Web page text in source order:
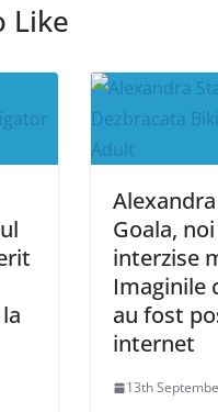
Like
Goala,
interzise
Imaginile
au fost
internet
13th